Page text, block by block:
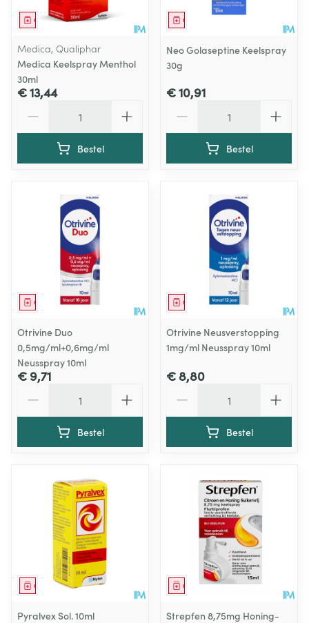
Geneesmiddel
Medica, Qualiphar
Medica Keelspray Menthol
30ml
€ 13,44
Bestel
Geneesmiddel
Neo Golaseptine Keelspray
30g
€ 10,91
Bestel
Geneesmiddel
Otrivine Duo
0,5mg/ml+0,6mg/ml
Neusspray 10ml
€ 9,71
Bestel
Geneesmiddel
Otrivine Neusverstopping
1mg/ml Neusspray 10ml
€ 8,80
Bestel
Geneesmiddel
Pyralvex Sol. 10ml
Geneesmiddel
Strepfen 8,75mg Honing-